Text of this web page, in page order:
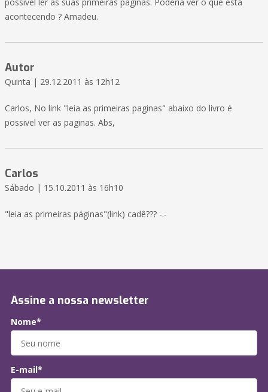
acontecendo ? Amadeu.
Autor
Quinta | 29.12.2011 às 12h12
Carlos, No link "leia as primeiras paginas" abaixo do livro é
possivel ver as paginas. Abs,
Carlos
Sábado | 15.10.2011 às 16h10
"leia as primeiras páginas"(link) cadê??? -.-
Assine a nossa newsletter
Nome*
E-mail*